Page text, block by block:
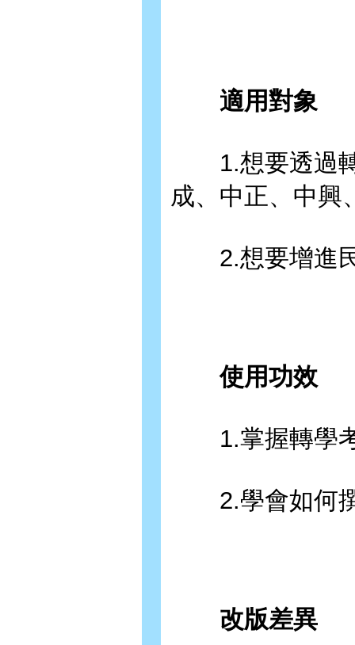
適用對象
1.想要透過轉
成、中正、中興
2.想要增進民
使用功效
1.掌握轉學考
2.學會如何撰
改版差異